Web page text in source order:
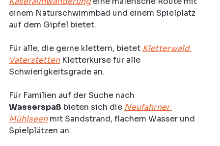
einem Naturschwimmbad und einem Spielplatz
auf dem Gipfel bietet.
Für alle, die gerne klettern, bietet Kletterwald
Vaterstetten Kletterkurse für alle
Schwierigkeitsgrade an.
Für Familien auf der Suche nach
Wasserspaß bieten sich die Neufahrner
Mühlseen mit Sandstrand, flachem Wasser und
Spielplätzen an.